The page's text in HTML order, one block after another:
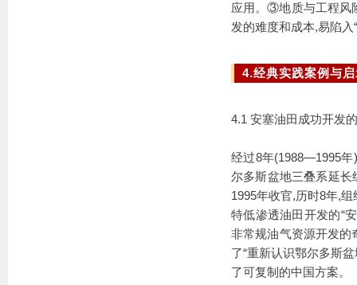
应用。③地质与工程风
发的难度和成本,易陷
4.经典实践案例与
4.1 安塞油田成功开发
经过8年(1988—1995年
尔多斯盆地三叠系延长
1995年收官,历时8年,
特低渗透油田开发的“
非常规油气资源开发的
了“重新认识鄂尔多斯
了可复制的中国方案。